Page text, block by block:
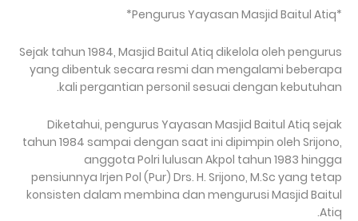
*Pengurus Yayasan Masjid Baitul Atiq*
Sejak tahun 1984, Masjid Baitul Atiq dikelola oleh pengurus
yang dibentuk secara resmi dan mengalami beberapa
kali pergantian personil sesuai dengan kebutuhan.
Diketahui, pengurus Yayasan Masjid Baitul Atiq sejak
tahun 1984 sampai dengan saat ini dipimpin oleh Srijono,
anggota Polri lulusan Akpol tahun 1983 hingga
pensiunnya Irjen Pol (Pur) Drs. H. Srijono, M.Sc yang tetap
konsisten dalam membina dan mengurusi Masjid Baitul
Atiq.